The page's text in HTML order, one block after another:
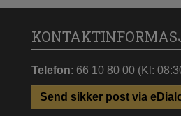
Telefon: 66 10 80 00 (Kl:
Send sikker post via